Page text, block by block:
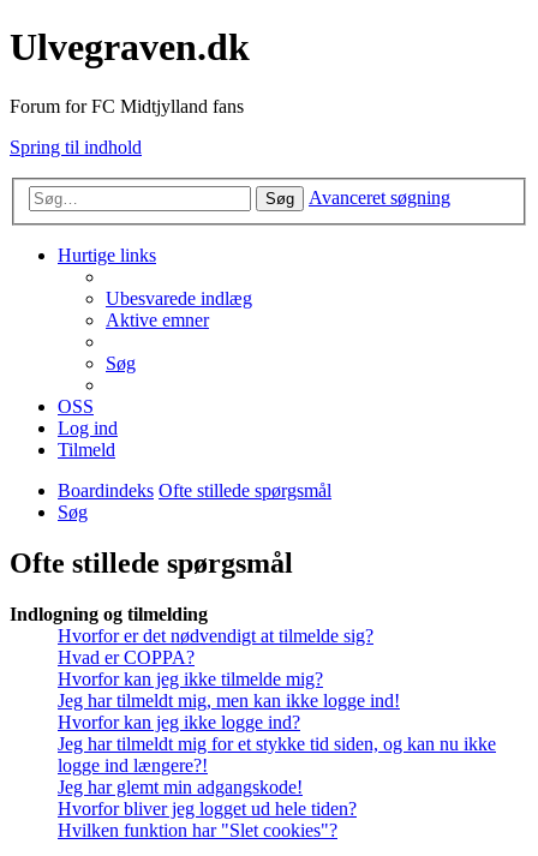
Ulvegraven.dk
Forum for FC Midtjylland fans
Spring til indhold
Søg Avanceret søgning
Hurtige links
Ubesvarede indlæg
Aktive emner
Søg
OSS
Log ind
Tilmeld
Boardindeks Ofte stillede spørgsmål
Søg
Ofte stillede spørgsmål
Indlogning og tilmelding
Hvorfor er det nødvendigt at tilmelde sig?
Hvad er COPPA?
Hvorfor kan jeg ikke tilmelde mig?
Jeg har tilmeldt mig, men kan ikke logge ind!
Hvorfor kan jeg ikke logge ind?
Jeg har tilmeldt mig for et stykke tid siden, og kan nu ikke
logge ind længere?!
Jeg har glemt min adgangskode!
Hvorfor bliver jeg logget ud hele tiden?
Hvilken funktion har "Slet cookies"?